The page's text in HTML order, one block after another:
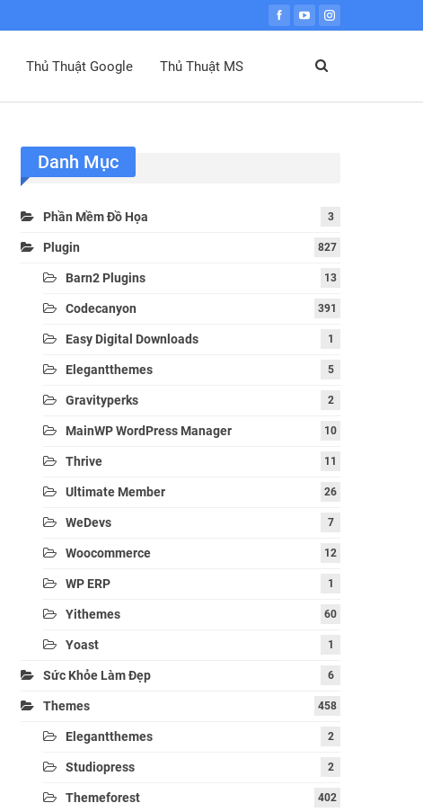
Thủ Thuật Google Thủ Thuật MS
Danh Mục
Phần Mềm Đồ Họa 3
Plugin 827
Barn2 Plugins 13
Codecanyon 391
Easy Digital Downloads 1
Elegantthemes 5
Gravityperks 2
MainWP WordPress Manager 10
Thrive 11
Ultimate Member 26
WeDevs 7
Woocommerce 12
WP ERP 1
Yithemes 60
Yoast 1
Sức Khỏe Làm Đẹp 6
Themes 458
Elegantthemes 2
Studiopress 2
Themeforest 402